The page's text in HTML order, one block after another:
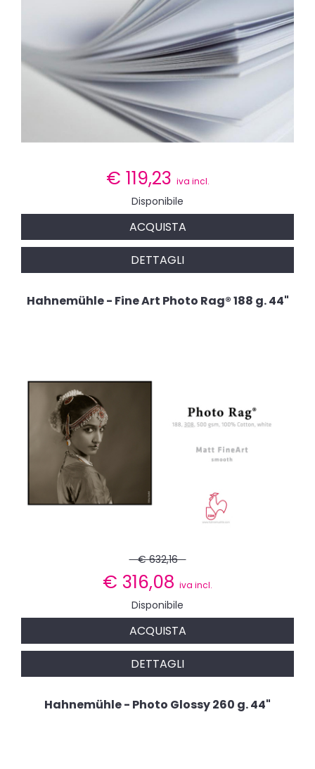
€ 119,23 iva incl.
Disponibile
ACQUISTA
DETTAGLI
Hahnemühle - Fine Art Photo Rag® 188 g. 44"
€ 632,16
€ 316,08 iva incl.
Disponibile
ACQUISTA
DETTAGLI
Hahnemühle - Photo Glossy 260 g. 44"